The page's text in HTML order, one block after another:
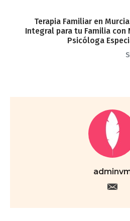
Terapia Familiar en
Integral para tu Familia con
Psicóloga